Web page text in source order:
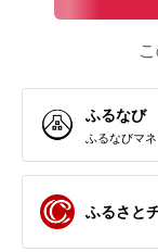
ふるなび
ふるなびマ
ふるさと